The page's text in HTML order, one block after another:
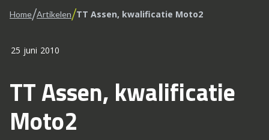
Home/Artikelen/TT Assen, kwalificatie Moto2
25 juni 2010
TT Assen, kwalificatie
Moto2